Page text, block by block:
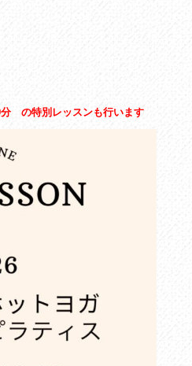
分 の特別レッスンも行います